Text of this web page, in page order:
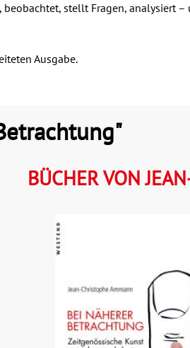
stellt Fragen, analysiert
Ausgabe.
BÜCHER VON